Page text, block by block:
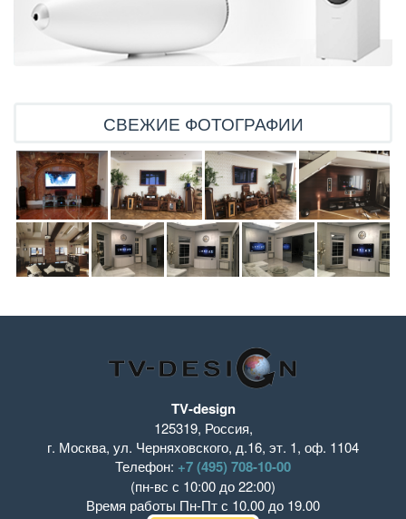
СВЕЖИЕ ФОТОГРАФИИ
TV-design
125319, Россия,
г. Москва, ул. Черняховского, д.16, эт. 1, оф. 1104
Телефон: +7 (495) 708-10-00
(пн-вс с 10:00 до 22:00)
Время работы Пн-Пт с 10.00 до 19.00